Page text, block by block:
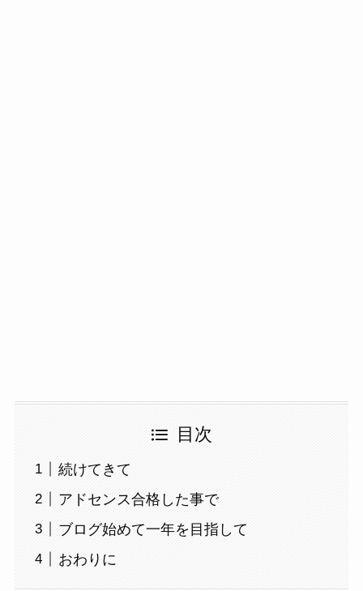
目次
続けてきて
アドセンス合格した事で
ブログ始めて一年を目指して
おわりに